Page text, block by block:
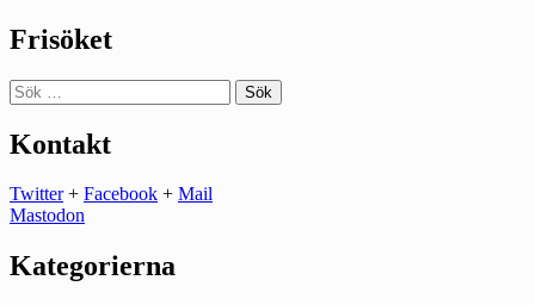
Frisöket
Sök
efter:
Kontakt
Twitter+ Facebook + Mail
Mastodon
Kategorierna